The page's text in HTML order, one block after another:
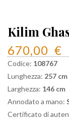
Kilim
670,00 €
Codice: 108767
Lunghezza: 257 cm
Larghezza: 146 cm
Annodato a mano:
Certificato di